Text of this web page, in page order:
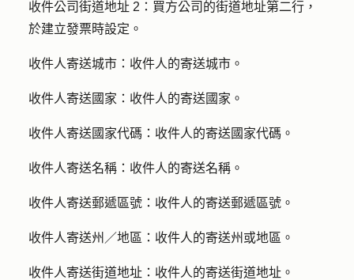
收件公司街道地址 2： 買方公司的街道地址第二行，
於建立發票時設定。
收件人寄送城市： 收件人的寄送城市。
收件人寄送國家： 收件人的寄送國家。
收件人寄送國家代碼： 收件人的寄送國家代碼。
收件人寄送名稱： 收件人的寄送名稱。
收件人寄送郵遞區號： 收件人的寄送郵遞區號。
收件人寄送州／地區： 收件人的寄送州或地區。
收件人寄送街道地址： 收件人的寄送街道地址。